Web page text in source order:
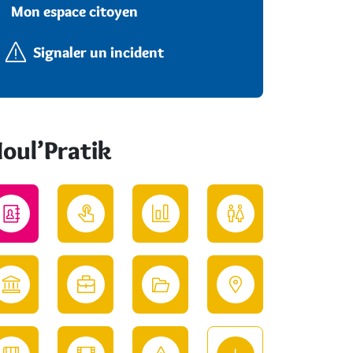
Mon espace citoyen
Signaler un incident